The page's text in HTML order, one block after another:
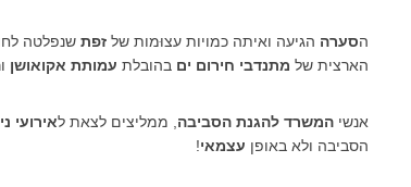
הסערה הגיעה ואיתה כמויות עצוּמות של זפת שנפלטה
הארצית של מתנדבי חירום ים בהובלת עמותת אקואושן ו
אנשיהמשרד להגנת הסביבה , ממליצים לצאת לאירועי
הסביבה ולא באופן עצמאי!